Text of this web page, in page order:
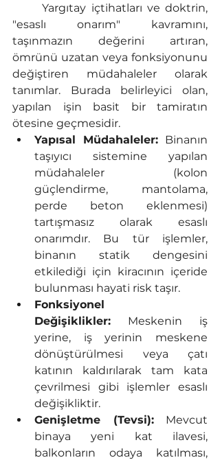
	Yargıtay içtihatları ve doktrin,
"esaslı onarım" kavramını,
taşınmazın değerini artıran,
ömrünü uzatan veya fonksiyonunu
değiştiren müdahaleler olarak
tanımlar. Burada belirleyici olan,
yapılan işin basit bir tamiratın
ötesine geçmesidir.
Yapısal Müdahaleler: Binanın
taşıyıcı sistemine yapılan
müdahaleler (kolon
güçlendirme, mantolama,
perde beton eklenmesi)
tartışmasız olarak esaslı
onarımdır. Bu tür işlemler,
binanın statik dengesini
etkilediği için kiracının içeride
bulunması hayati risk taşır.
Fonksiyonel
Değişiklikler: Meskenin iş
yerine, iş yerinin meskene
dönüştürülmesi veya çatı
katının kaldırılarak tam kata
çevrilmesi gibi işlemler esaslı
değişikliktir.
Genişletme (Tevsi): Mevcut
binaya yeni kat ilavesi,
balkonların odaya katılması,